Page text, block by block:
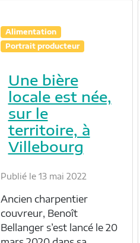
Alimentation
Portrait producteur
Une bière
locale est née,
sur le
territoire, à
Villebourg
Publié le 13 mai 2022
Ancien charpentier
couvreur, Benoît
Bellanger s’est lancé le 20